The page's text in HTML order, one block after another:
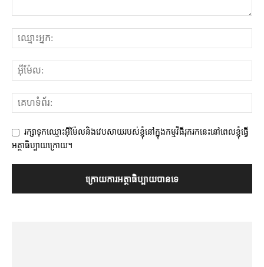
រក្សាទុកឈ្មោះអ៊ីម៉ែលនិងវេបសាយរបស់ខ្ញុំនៅក្នុងកម្មវិធីរុករកនេះនៅពេលខ្ញុំធ្វើ
អត្ថាធិប្បាយក្រោយ។